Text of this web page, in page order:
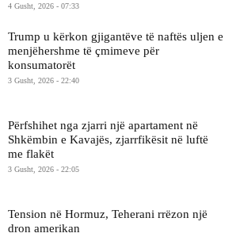
4 Gusht, 2026 - 07:33
Trump u kërkon gjigantëve të naftës uljen e
menjëhershme të çmimeve për
konsumatorët
3 Gusht, 2026 - 22:40
Përfshihet nga zjarri një apartament në
Shkëmbin e Kavajës, zjarrfikësit në luftë
me flakët
3 Gusht, 2026 - 22:05
Tension në Hormuz, Teherani rrëzon një
dron amerikan